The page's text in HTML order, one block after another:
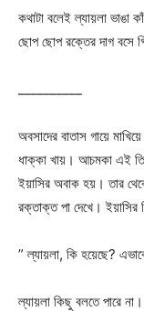
কথাটা বলেই ল্যায়লা ভাঙা
ছোপ ছোপ রক্তের দাগ বসে
অবসাদের বাতাস গায়ে
ধাক্কা খায়। আচমকা এই
ইয়াসির অবাক হয়। তার
রক্তাক্ত পা দেখে। ইয়াসির
” ল্যায়লা, কি হয়েছে?
ল্যায়লা কিছু বলতে পারে